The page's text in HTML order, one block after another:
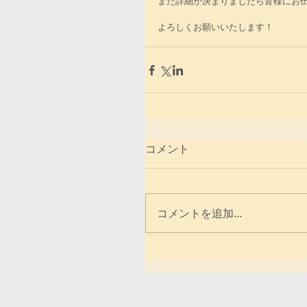
よろしくお願いいたします！
コメント
コメントを追加…